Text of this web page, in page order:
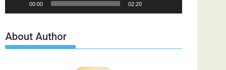
00:00 02:20
About Author